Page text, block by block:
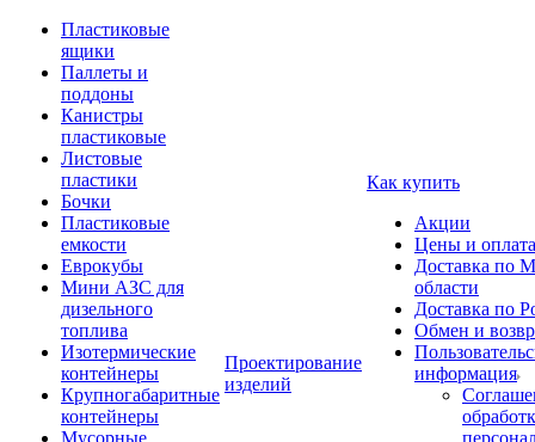
Пластиковые
ящики
Паллеты и
поддоны
Канистры
пластиковые
Листовые
пластики
Бочки
Пластиковые
емкости
Еврокубы
Мини АЗС для
дизельного
топлива
Изотермические
контейнеры
Крупногабаритные
контейнеры
Мусорные
Проектирование
изделий
Как купить
Акции
Цены и оплата
Доставка по
области
Доставка по
Обмен и
информация